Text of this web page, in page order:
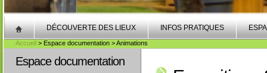
DÉCOUVERTE DES LIEUX INFOS PRATIQUES
Accueil > Espace documentation > Animations
Espace documentation